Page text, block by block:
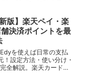
版】楽天ペイ・楽
決済ポイントを最
を使えば日常の支払
！設定方法・使い分け・
全解説。楽天カード連